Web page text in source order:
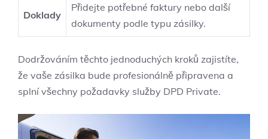
Doklady
Přidejte potřebné faktury nebo další
dokumenty podle typu zásilky.
Dodržováním těchto jednoduchých kroků zajistíte,
že vaše zásilka bude profesionálně připravena a
splní všechny požadavky služby DPD Private.